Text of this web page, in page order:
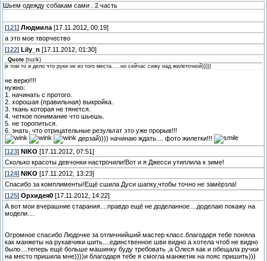
Шьем одежду собакам сами . 2 часть
[121 ] Людмила [17.11.2012, 00:19]
а это мое творчество
[122] Lily_n [17.11.2012, 01:30]
Quote (tuzik)
в том то и дело что руки не из того места.....но сейчас сижу над жилеточкой)))))
не верю!!!!
нужно:
1. начинать с протого.
2. хорошая (правильная) выкройка.
3. ткань которая не тянется.
4. четкое понимание что шьешь.
5. не торопиться.
6. знать, что отрицательные результат это уже прорыв!!!
дерзай)))) начинаю ждать.... фото жилетки!!!
[123] NIKO [17.11.2012, 07:51]
Сколько красоты девчонки настрочили!Вот и я Джесси утиплила к зиме!
[124] NIKO [17.11.2012, 13:23]
Спасибо за комплименты!Ещё сшила Дуси шапку,чтобы точно не замёрзла!
[125] Орхидея0 [17.11.2012, 14:22]
А вот мои вчерашние старания....правдо ещё не доделанное....доделаю покажу на
модели....
Огромное спасибо Людочке за отличнийший мастер класс.благодаря тебе поняла
как манжеты на рукавчики шить....единственное шви видно а хотела чтоб не видно
было....теперь ещё больше машинку буду требовать ,а Олеся как и обещала ручки
на место пришила мне))))и благодаря тебе я смогла манжетик на пояс пришить)))